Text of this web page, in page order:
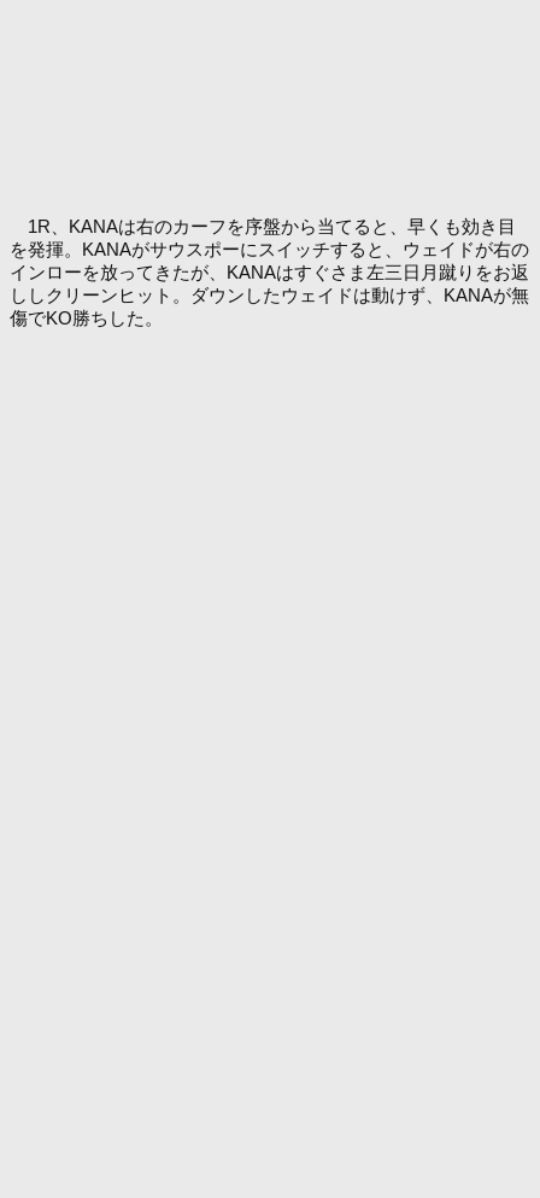
1R、KANAは右のカーフを序盤から当てると、早くも効き目
を発揮。KANAがサウスポーにスイッチすると、ウェイドが右の
インローを放ってきたが、KANAはすぐさま左三日月蹴りをお返
ししクリーンヒット。ダウンしたウェイドは動けず、KANAが無
傷でKO勝ちした。